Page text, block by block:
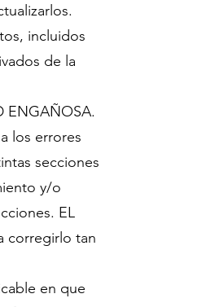
incluidos
de la
ENGAÑOSA.
los errores
secciones
y/o
EL
corregirlo tan
en que